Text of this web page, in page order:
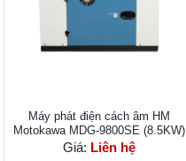
Máy phát điện cách âm HM
Motokawa MDG-9800SE (8.5KW)
Giá: Liên hệ